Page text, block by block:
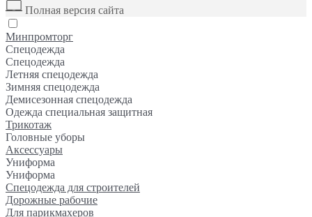
Полная версия сайта
Минпромторг
Спецодежда
Спецодежда
Летняя спецодежда
Зимняя спецодежда
Демисезонная спецодежда
Одежда специальная защитная
Трикотаж
Головные уборы
Аксессуары
Униформа
Униформа
Спецодежда для строителей
Дорожные рабочие
Для парикмахеров